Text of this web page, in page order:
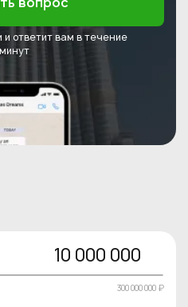
ответитвам в течение
10 000 000
300 000 000 ₽